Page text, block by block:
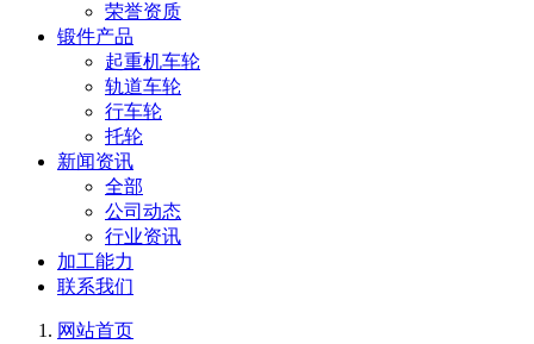
荣誉资质
锻件产品
起重机车轮
轨道车轮
行车轮
托轮
新闻资讯
全部
公司动态
行业资讯
加工能力
联系我们
网站首页